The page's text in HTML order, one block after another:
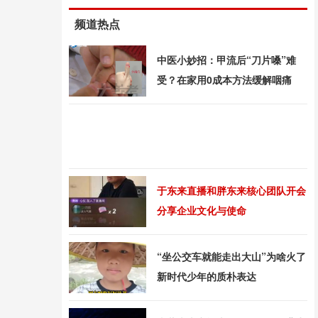
频道热点
中医小妙招：甲流后“刀片嗓”难
受？在家用0成本方法缓解咽痛
于东来直播和胖东来核心团队开会
分享企业文化与使命
“坐公交车就能走出大山”为啥火了
新时代少年的质朴表达